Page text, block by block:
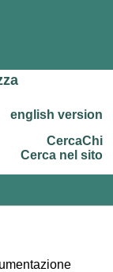
english version
CercaChi
Cerca nel sito